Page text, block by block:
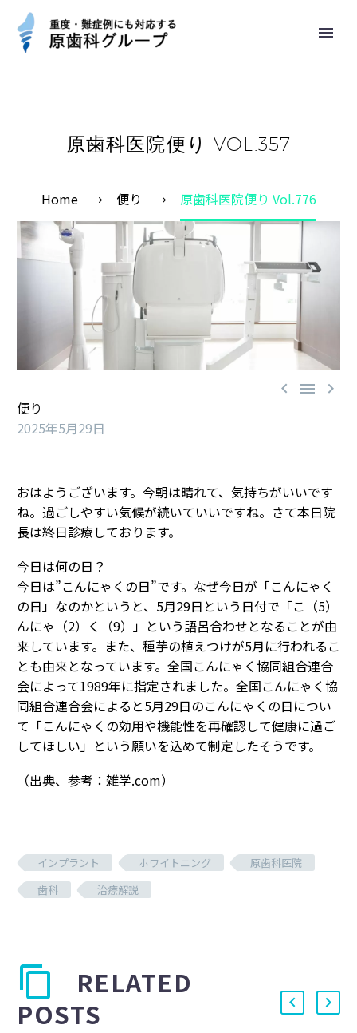
原歯科医院便り VOL.357
Home 便り 原歯科医院便り Vol.776
  
便り
2025年5月29日
おはようございます。今朝は晴れて、気持ちがいいです
ね。過ごしやすい気候が続いていいですね。さて本日院
長は終日診療しております。
今日は何の日？
今日は”こんにゃくの日”です。なぜ今日が「こんにゃく
の日」なのかというと、5月29日という日付で「こ（5）
んにゃ（2）く（9）」という語呂合わせとなることが由
来しています。また、種芋の植えつけが5月に行われるこ
とも由来となっています。全国こんにゃく協同組合連合
会によって1989年に指定されました。全国こんにゃく協
同組合連合会によると5月29日のこんにゃくの日につい
て「こんにゃくの効用や機能性を再確認して健康に過ご
してほしい」という願いを込めて制定したそうです。
（出典、参考：雑学.com）
インプラント ホワイトニング
原歯科医院
歯科
治療解説
RELATED
POSTS